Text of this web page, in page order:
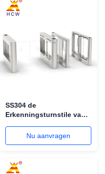
SS304 de
Erkenningsturnstile van
Voetveiligheidsturnstiles
Nu aanvragen